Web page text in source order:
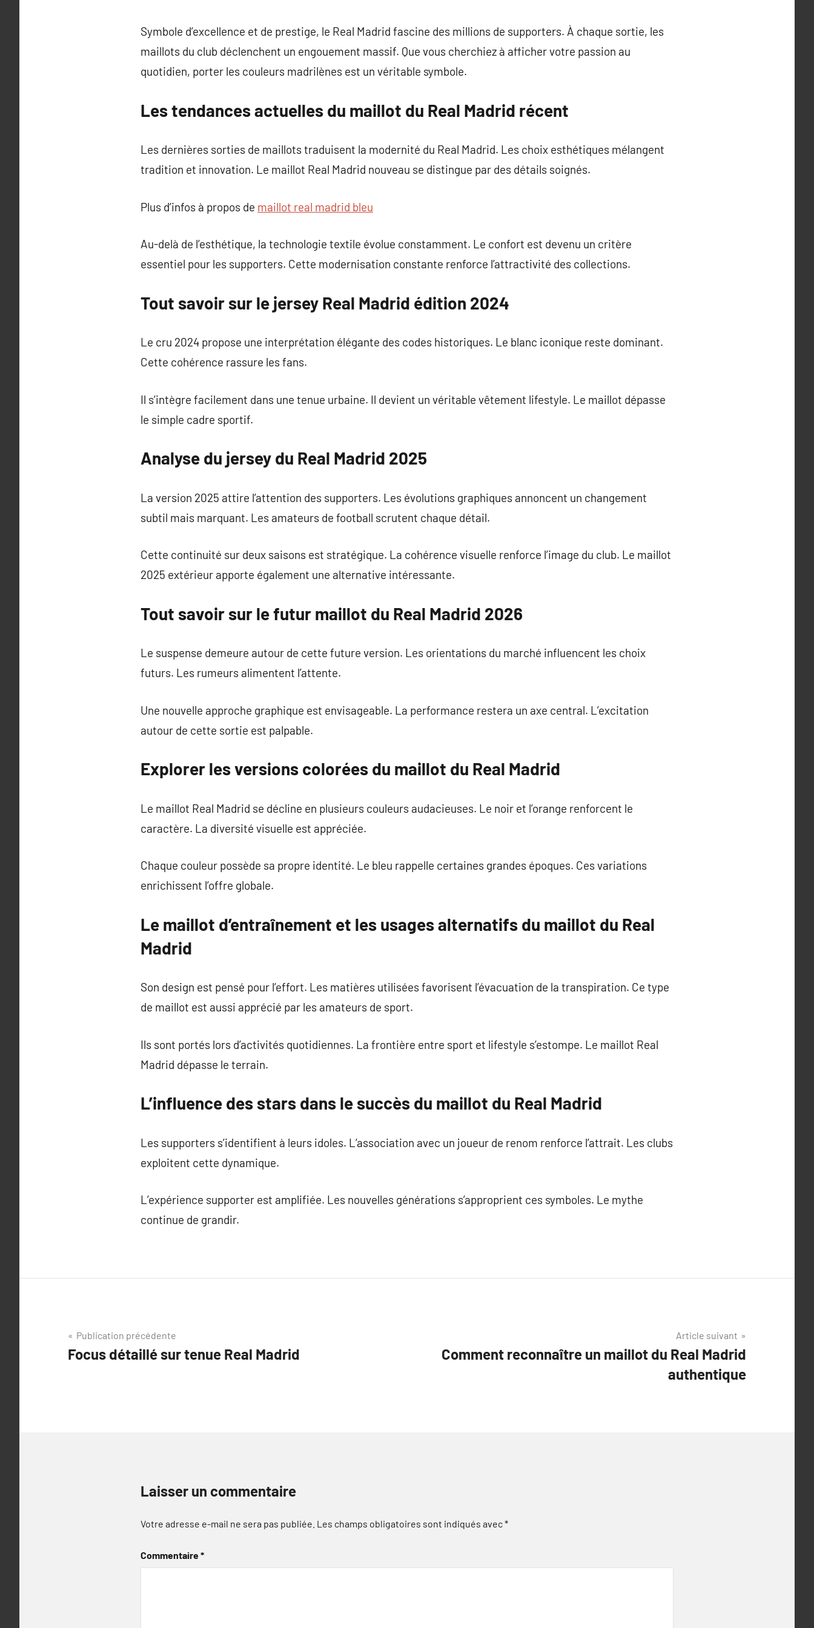
Symbole d’excellence et de prestige, le Real Madrid fascine des millions de supporters. À chaque sortie, les
maillots du club déclenchent un engouement massif. Que vous cherchiez à afficher votre passion au
quotidien, porter les couleurs madrilènes est un véritable symbole.
Les tendances actuelles du maillot du Real Madrid récent
Les dernières sorties de maillots traduisent la modernité du Real Madrid. Les choix esthétiques mélangent
tradition et innovation. Le maillot Real Madrid nouveau se distingue par des détails soignés.
Plus d’infos à propos de maillot real madrid bleu
Au-delà de l’esthétique, la technologie textile évolue constamment. Le confort est devenu un critère
essentiel pour les supporters. Cette modernisation constante renforce l’attractivité des collections.
Tout savoir sur le jersey Real Madrid édition 2024
Le cru 2024 propose une interprétation élégante des codes historiques. Le blanc iconique reste dominant.
Cette cohérence rassure les fans.
Il s’intègre facilement dans une tenue urbaine. Il devient un véritable vêtement lifestyle. Le maillot dépasse
le simple cadre sportif.
Analyse du jersey du Real Madrid 2025
La version 2025 attire l’attention des supporters. Les évolutions graphiques annoncent un changement
subtil mais marquant. Les amateurs de football scrutent chaque détail.
Cette continuité sur deux saisons est stratégique. La cohérence visuelle renforce l’image du club. Le maillot
2025 extérieur apporte également une alternative intéressante.
Tout savoir sur le futur maillot du Real Madrid 2026
Le suspense demeure autour de cette future version. Les orientations du marché influencent les choix
futurs. Les rumeurs alimentent l’attente.
Une nouvelle approche graphique est envisageable. La performance restera un axe central. L’excitation
autour de cette sortie est palpable.
Explorer les versions colorées du maillot du Real Madrid
Le maillot Real Madrid se décline en plusieurs couleurs audacieuses. Le noir et l’orange renforcent le
caractère. La diversité visuelle est appréciée.
Chaque couleur possède sa propre identité. Le bleu rappelle certaines grandes époques. Ces variations
enrichissent l’offre globale.
Le maillot d’entraînement et les usages alternatifs du maillot du Real
Madrid
Son design est pensé pour l’effort. Les matières utilisées favorisent l’évacuation de la transpiration. Ce type
de maillot est aussi apprécié par les amateurs de sport.
Ils sont portés lors d’activités quotidiennes. La frontière entre sport et lifestyle s’estompe. Le maillot Real
Madrid dépasse le terrain.
L’influence des stars dans le succès du maillot du Real Madrid
Les supporters s’identifient à leurs idoles. L’association avec un joueur de renom renforce l’attrait. Les clubs
exploitent cette dynamique.
L’expérience supporter est amplifiée. Les nouvelles générations s’approprient ces symboles. Le mythe
continue de grandir.
Navigation
de
Publication précédente
Focus détaillé sur tenue Real Madrid
Article suivant
Comment reconnaître un maillot du Real Madrid
authentique
Laisser un commentaire
Votre adresse e-mail ne sera pas publiée. Les champs obligatoires sont indiqués avec*
Commentaire*